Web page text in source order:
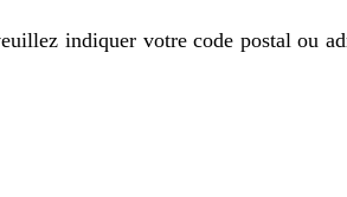
indiquer votre code postal ou